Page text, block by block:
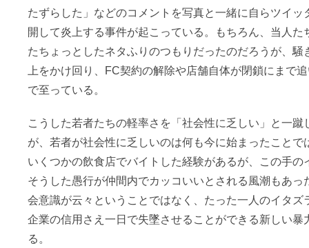
たずらした」などのコメントを写真と一緒に自らツイッ
開して炎上する事件が起こっている。もちろん、当人た
たちょっとしたネタふりのつもりだったのだろうが、騒
上をかけ回り、FC契約の解除や店舗自体が閉鎖にまで
で至っている。
こうした若者たちの軽率さを「社会性に乏しい」と一蹴
が、若者が社会性に乏しいのは何も今に始まったことで
いくつかの飲食店でバイトした経験があるが、この手の
そうした愚行が仲間内でカッコいいとされる風潮もあっ
会意識が云々ということではなく、たった一人のイタズ
企業の信用さえ一日で失墜させることができる新しい暴
る。